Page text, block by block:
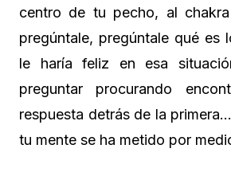
centro de tu pecho, al
pregúntale, pregúntale qué es
le haría feliz en esa
preguntar procurando
respuesta detrás de la
tu mente se ha metido por